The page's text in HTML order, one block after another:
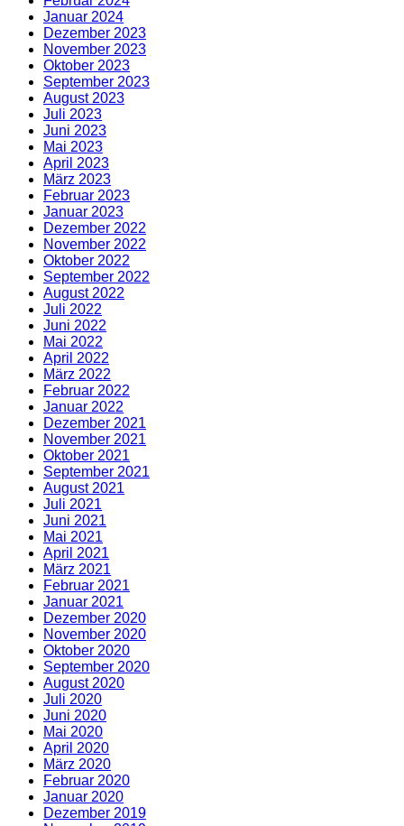
Januar 2024
Dezember 2023
November 2023
Oktober 2023
September 2023
August 2023
Juli 2023
Juni 2023
Mai 2023
April 2023
März 2023
Februar 2023
Januar 2023
Dezember 2022
November 2022
Oktober 2022
September 2022
August 2022
Juli 2022
Juni 2022
Mai 2022
April 2022
März 2022
Februar 2022
Januar 2022
Dezember 2021
November 2021
Oktober 2021
September 2021
August 2021
Juli 2021
Juni 2021
Mai 2021
April 2021
März 2021
Februar 2021
Januar 2021
Dezember 2020
November 2020
Oktober 2020
September 2020
August 2020
Juli 2020
Juni 2020
Mai 2020
April 2020
März 2020
Februar 2020
Januar 2020
Dezember 2019